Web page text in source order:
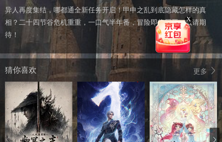
异人再度集结，哪都通全新任务开启！甲申之乱到底隐藏怎样的真
相？二十四节谷危机重重，一口气半年番，冒险即将展开，敬请期
待！
更多
猜你喜欢
X